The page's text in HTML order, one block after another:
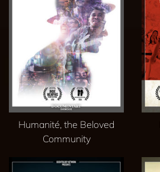
Humanité, the Beloved
Community